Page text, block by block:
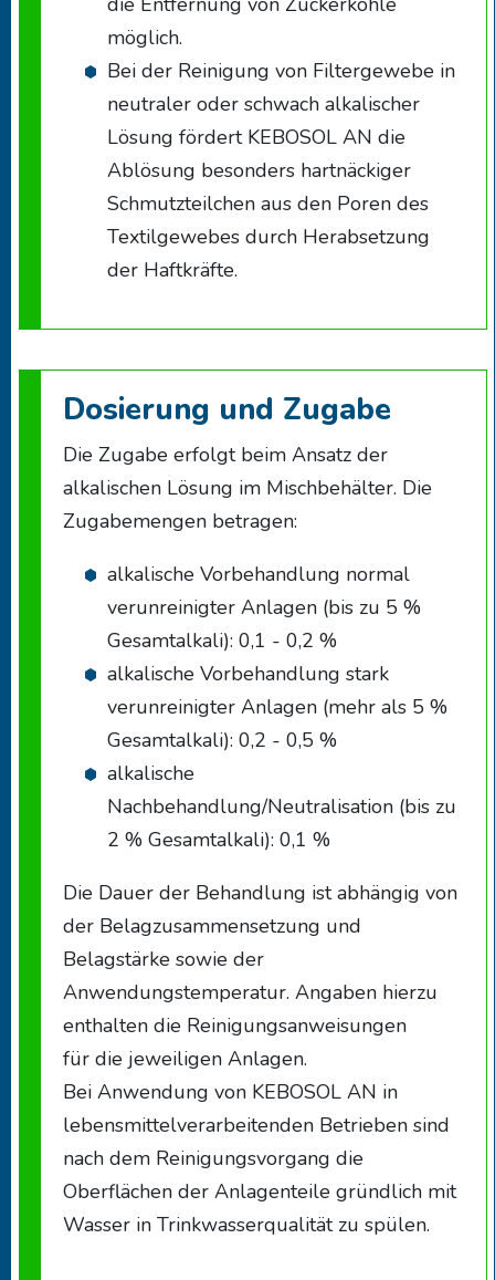
möglich.
Bei der Reinigung von Filtergewebe in
neutraler oder schwach alkalischer
Lösung fördert KEBOSOL AN die
Ablösung besonders hartnäckiger
Schmutzteilchen aus den Poren des
Textilgewebes durch Herabsetzung
der Haftkräfte.
Dosierung und Zugabe
Die Zugabe erfolgt beim Ansatz der
alkalischen Lösung im Mischbehälter. Die
Zugabemengen betragen:
alkalische Vorbehandlung normal
verunreinigter Anlagen (bis zu 5 %
Gesamtalkali): 0,1 - 0,2 %
alkalische Vorbehandlung stark
verunreinigter Anlagen (mehr als 5 %
Gesamtalkali): 0,2 - 0,5 %
alkalische
Nachbehandlung/Neutralisation (bis zu
2 % Gesamtalkali): 0,1 %
Die Dauer der Behandlung ist abhängig von
der Belagzusammensetzung und
Belagstärke sowie der
Anwendungstemperatur. Angaben hierzu
enthalten die Reinigungsanweisungen
für die jeweiligen Anlagen.
Bei Anwendung von KEBOSOL AN in
lebensmittelverarbeitenden Betrieben sind
nach dem Reinigungsvorgang die
Oberflächen der Anlagenteile gründlich mit
Wasser in Trinkwasserqualität zu spülen.